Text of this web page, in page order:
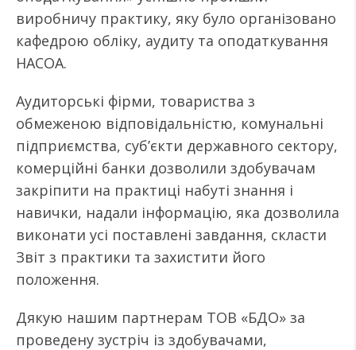
виробничу практику, яку було організовано
кафедрою обліку, аудиту та оподаткування
НАСОА.
Аудиторські фірми, товариства з
обмеженою відповідальністю, комунальні
підприємства, суб’єкти державного сектору,
комерційні банки дозволили здобувачам
закріпити на практиці набуті знання і
навички, надали інформацію, яка дозволила
виконати усі поставлені завдання, скласти
Звіт з практики та захистити його
положення.
Дякую нашим партнерам ТОВ «БДО» за
проведену зустріч із здобувачами,